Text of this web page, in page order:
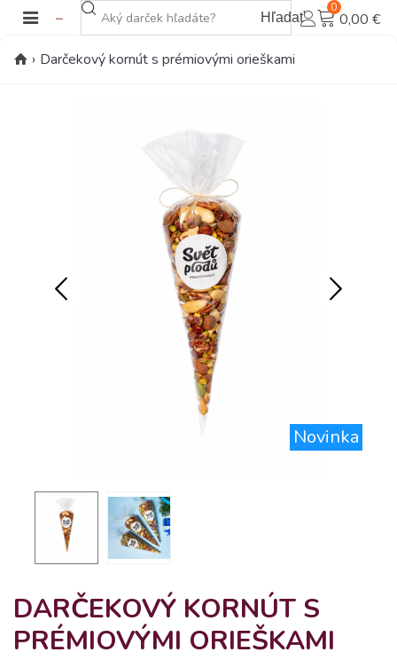
Hľadať
0
0,00 €
› Darčekový kornút s prémiovými orieškami
Novinka
DARČEKOVÝ KORNÚT S
PRÉMIOVÝMI ORIEŠKAMI